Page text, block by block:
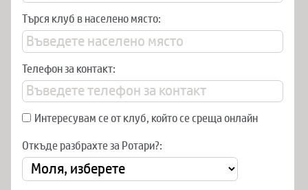
Търся клуб в населено място:
Телефон за контакт:
Интересувам се от клуб, който се среща онлайн
Откъде разбрахте за Ротари?: